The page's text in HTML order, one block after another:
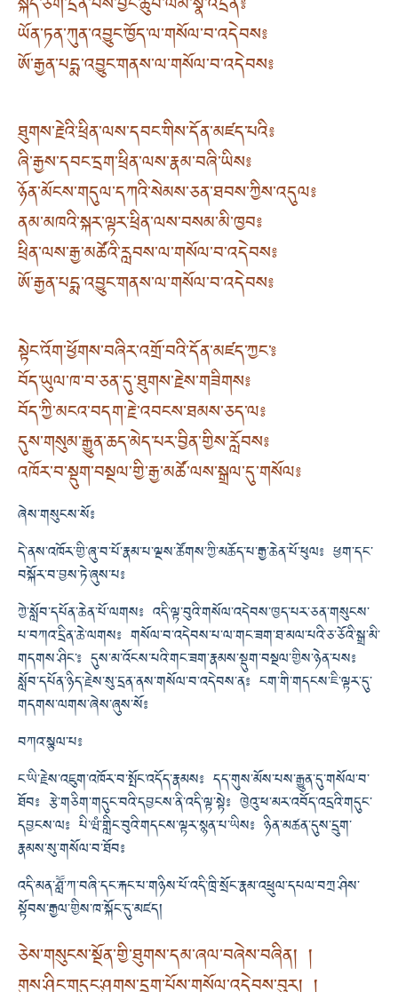
ཡོན་ཏན་ཀུན་འབྱུང་ཁྱོད་ལ་གསོལ་བ་འདེབས༔
ཨོ་རྒྱན་པདྨ་འབྱུང་གནས་ལ་གསོལ་བ་འདེབས༔
ཐུགས་རྗེའི་ཕྲིན་ལས་དབང་གིས་དོན་མཛད་པའི༔
ཞི་རྒྱས་དབང་དྲག་ཕྲིན་ལས་རྣམ་བཞི་ཡིས༔
ཉོན་མོངས་གདུལ་དཀའི་སེམས་ཅན་ཐབས་ཀྱིས་འདུལ༔
ནམ་མཁའི་སྐར་ལྟར་ཕྲིན་ལས་བསམ་མི་ཁྱབ༔
ཕྲིན་ལས་རྒྱ་མཚོའི་རླབས་ལ་གསོལ་བ་འདེབས༔
ཨོ་རྒྱན་པདྨ་འབྱུང་གནས་ལ་གསོལ་བ་འདེབས༔
སྟེང་འོག་ཕྱོགས་བཞིར་འགྲོ་བའི་དོན་མཛད་ཀྱང་༔
བོད་ཡུལ་ཁ་བ་ཅན་དུ་ཐུགས་རྗེས་གཟིགས༔
བོད་ཀྱི་མངའ་བདག་རྗེ་འབངས་ཐམས་ཅད་ལ༔
དུས་གསུམ་རྒྱུན་ཆད་མེད་པར་བྱིན་གྱིས་རློབས༔
འཁོར་བ་སྡུག་བསྔལ་གྱི་རྒྱ་མཚོ་ལས་སྒྲལ་དུ་གསོལ༔
ཞེས་གསུངས་སོ༔
དེ་ནས་འཁོར་གྱི་ཞུ་བ་པོ་རྣམ་པ་ལྔས་ཚོགས་ཀྱི་མཆོད་པ་རྒྱ་ཆེན་པོ་ཕུལ༔ ཕྱག་དང་
བསྐོར་བ་བྱས་ཏེ་ཞུས་པ༔
ཀྱེ་སློབ་དཔོན་ཆེན་པོ་ལགས༔ འདི་ལྟ་བུའི་གསོལ་འདེབས་ཁྱད་པར་ཅན་གསུངས་
པ་བཀའ་དྲིན་ཆེ་ལགས༔ གསོལ་བ་འདེབས་པ་ལ་གང་ཟག་ཐ་མལ་པའི་ཅ་ཅོའི་སྒྲ་མི་
གདགས་ཤིང་༔ དུས་མ་འོངས་པའི་གང་ཟག་རྣམས་སྡུག་བསྔལ་གྱིས་ཉེན་པས༔
སློབ་དཔོན་ཉིད་རྗེས་སུ་དྲན་ནས་གསོལ་བ་འདེབས་ན༔ ངག་གི་གདངས་ཇི་ལྟར་དུ་
གདགས་ལགས་ཞེས་ཞུས་སོ༔
བཀའ་སྩལ་པ༔
ང་ཡི་རྗེས་འཇུག་འཁོར་བ་སྤོང་འདོད་རྣམས༔ དད་གུས་མོས་པས་རྒྱུན་དུ་གསོལ་བ་
ཐོབ༔ རྩེ་གཅིག་གདུང་བའི་དབྱངས་ནི་འདི་ལྟ་སྟེ༔ ཁྱེའུ་ཕ་མར་འབོད་འདྲའི་གདུང་
དབྱངས་ལ༔ པི་ཝཾ་གླིང་བུའི་གདངས་ལྟར་སྙན་པ་ཡིས༔ ཉིན་མཚན་དུས་དྲུག་
རྣམས་སུ་གསོལ་བ་ཐོབ༔
འདི་མན་ཤླཽ་ཀ་བཞི་དང་རྐང་པ་གཉིས་པོ་འདི་ཁྲི་སྲོང་རྣམ་འཕྲུལ་དཔལ་བཀྲ་ཤིས་
སྟོབས་རྒྱལ་གྱིས་ཁ་སྐོང་དུ་མཛད།
ཅེས་གསུངས་སྔོན་གྱི་ཐུགས་དམ་ཞལ་བཞེས་བཞིན། །